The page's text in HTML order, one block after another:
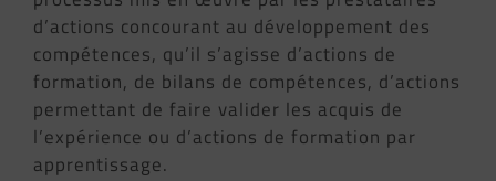
d’actions concourant au développement des
compétences, qu’il s’agisse d’actions de
formation, de bilans de compétences, d’actions
permettant de faire valider les acquis de
l’expérience ou d’actions de formation par
apprentissage.